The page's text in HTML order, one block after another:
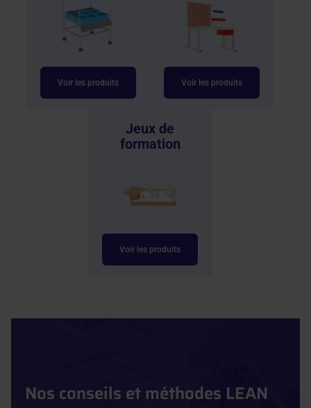
Voir les produits Voir les produits
Jeux de
formation
Voir les produits
Nos conseils et méthodes LEAN